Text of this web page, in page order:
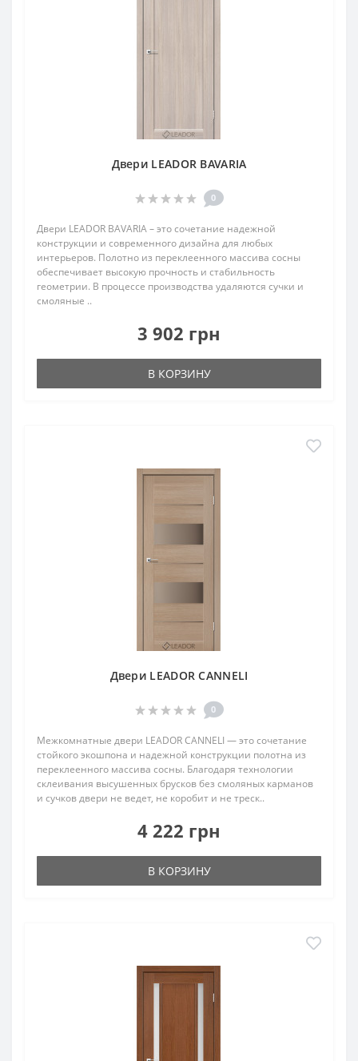
Двери LEADOR BAVARIA
0
Двери LEADOR BAVARIA – это сочетание надежной
конструкции и современного дизайна для любых
интерьеров. Полотно из переклеенного массива сосны
обеспечивает высокую прочность и стабильность
геометрии. В процессе производства удаляются сучки и
смоляные ..
3 902 грн
В КОРЗИНУ
Двери LEADOR CANNELI
0
Межкомнатные двери LEADOR CANNELI — это сочетание
стойкого экошпона и надежной конструкции полотна из
переклеенного массива сосны. Благодаря технологии
склеивания высушенных брусков без смоляных карманов
и сучков двери не ведет, не коробит и не треск..
4 222 грн
В КОРЗИНУ